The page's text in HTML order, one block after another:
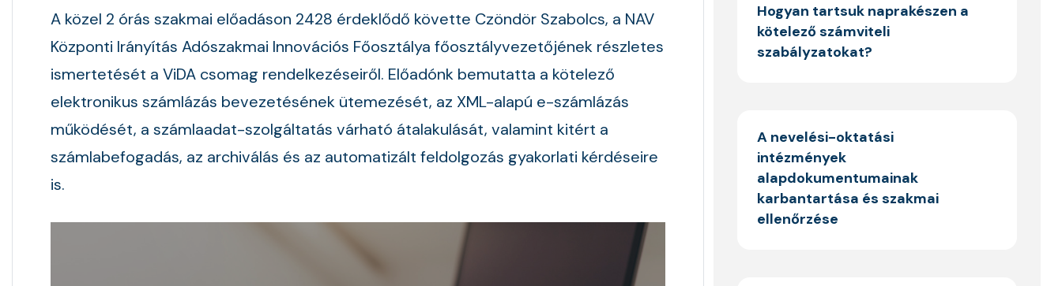
A közel 2 órás szakmai előadáson 2428 érdeklődő követte Czöndör Szabolcs, a NAV
Központi Irányítás Adószakmai Innovációs Főosztálya főosztályvezetőjének részletes
ismertetését a ViDA csomag rendelkezéseiről. Előadónk bemutatta a kötelező
elektronikus számlázás bevezetésének ütemezését, az XML-alapú e-számlázás
működését, a számlaadat-szolgáltatás várható átalakulását, valamint kitért a
számlabefogadás, az archiválás és az automatizált feldolgozás gyakorlati kérdéseire
is.
Hogyan tartsuk naprakészen a
kötelező számviteli
szabályzatokat?
A nevelési-oktatási
intézmények
alapdokumentumainak
karbantartása és szakmai
ellenőrzése